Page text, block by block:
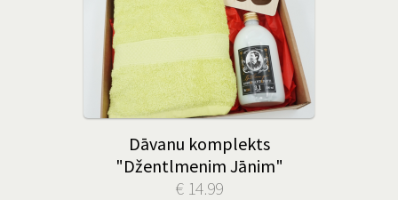
Dāvanu komplekts
"Džentlmenim Jānim"
€ 14.99